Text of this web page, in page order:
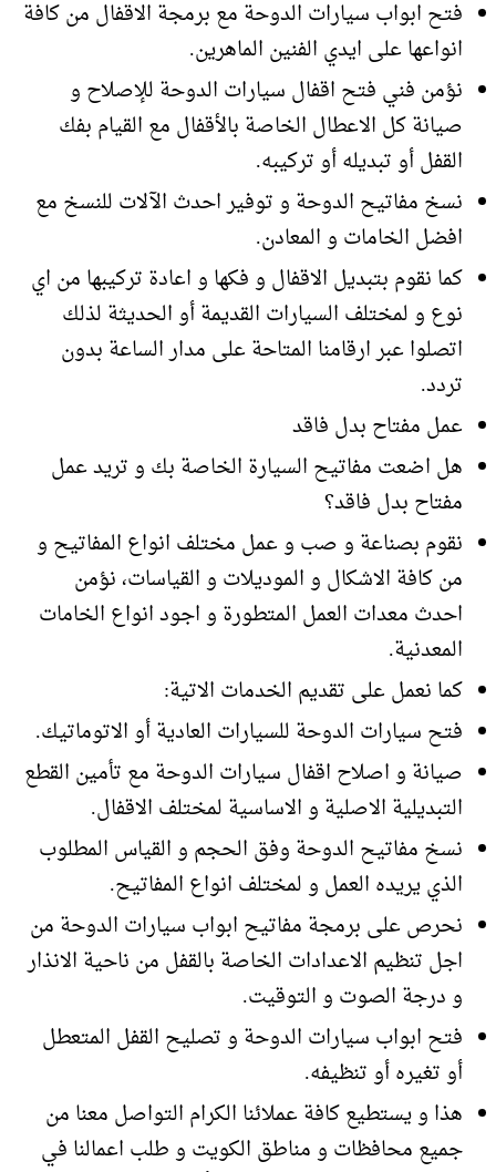
فتح ابواب سيارات الدوحة مع برمجة الاقفال من كافة
انواعها على ايدي الفنين الماهرين.
نؤمن فني فتح اقفال سيارات الدوحة للإصلاح و
صيانة كل الاعطال الخاصة بالأقفال مع القيام بفك
القفل أو تبديله أو تركيبه.
نسخ مفاتيح الدوحة و توفير احدث الآلات للنسخ مع
افضل الخامات و المعادن.
كما نقوم بتبديل الاقفال و فكها و اعادة تركيبها من اي
نوع و لمختلف السيارات القديمة أو الحديثة لذلك
اتصلوا عبر ارقامنا المتاحة على مدار الساعة بدون
تردد.
عمل مفتاح بدل فاقد
هل اضعت مفاتيح السيارة الخاصة بك و تريد عمل
مفتاح بدل فاقد؟
نقوم بصناعة و صب و عمل مختلف انواع المفاتيح و
من كافة الاشكال و الموديلات و القياسات، نؤمن
احدث معدات العمل المتطورة و اجود انواع الخامات
المعدنية.
كما نعمل على تقديم الخدمات الاتية:
فتح سيارات الدوحة للسيارات العادية أو الاتوماتيك.
صيانة و اصلاح اقفال سيارات الدوحة مع تأمين القطع
التبديلية الاصلية و الاساسية لمختلف الاقفال.
نسخ مفاتيح الدوحة وفق الحجم و القياس المطلوب
الذي يريده العمل و لمختلف انواع المفاتيح.
نحرص على برمجة مفاتيح ابواب سيارات الدوحة من
اجل تنظيم الاعدادات الخاصة بالقفل من ناحية الانذار
و درجة الصوت و التوقيت.
فتح ابواب سيارات الدوحة و تصليح القفل المتعطل
أو تغيره أو تنظيفه.
هذا و يستطيع كافة عملائنا الكرام التواصل معنا من
جميع محافظات و مناطق الكويت و طلب اعمالنا في